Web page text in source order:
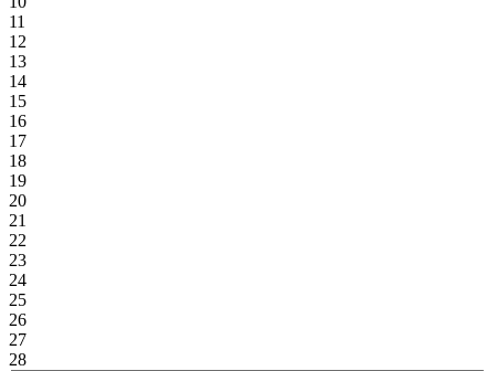
11
12
13
14
15
16
17
18
19
20
21
22
23
24
25
26
27
28